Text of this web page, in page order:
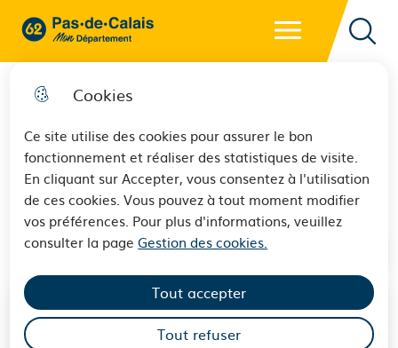
Cookies
Ce site utilise des cookies pour assurer le bon
fonctionnement et réaliser des statistiques de visite.
En cliquant sur Accepter, vous consentez à l'utilisation
de ces cookies. Vous pouvez à tout moment modifier
vos préférences. Pour plus d'informations, veuillez
consulter la pageGestion des cookies.
Tout accepter
Tout refuser
62 - Pas-de-Calais Mon Département - Retour à l'accueil
Social et logement